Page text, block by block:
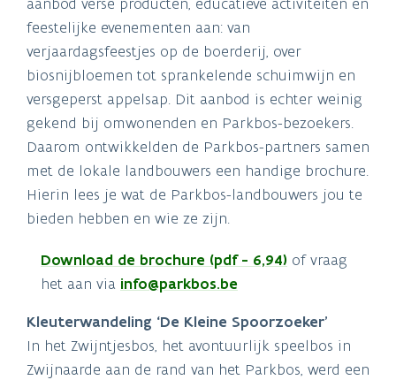
feestelijke evenementen aan: van
verjaardagsfeestjes op de boerderij, over
biosnijbloemen tot sprankelende schuimwijn en
versgeperst appelsap. Dit aanbod is echter weinig
gekend bij omwonenden en Parkbos-bezoekers.
Daarom ontwikkelden de Parkbos-partners samen
met de lokale landbouwers een handige brochure.
Hierin lees je wat de Parkbos-landbouwers jou te
bieden hebben en wie ze zijn.
Download de brochure (pdf - 6,94) of vraag
het aan via info@parkbos.be
Kleuterwandeling ‘De Kleine Spoorzoeker’
In het Zwijntjesbos, het avontuurlijk speelbos in
Zwijnaarde aan de rand van het Parkbos, werd een